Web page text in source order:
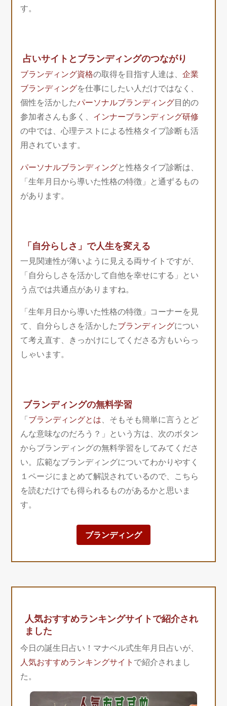
す。
占いサイトとブランディングのつながり
ブランディング資格の取得を目指す人達は、企業
ブランディングを仕事にしたい人だけではなく、
個性を活かしたパーソナルブランディング目的の
参加者さんも多く、 インナーブランディング研修
の中では、心理テストによる性格タイプ診断も活
用されています。
パーソナルブランディングと性格タイプ診断は、
「生年月日から導いた性格の特徴」と通ずるもの
があります。
「自分らしさ」で人生を変える
一見関連性が薄いように見える両サイトですが、
「自分らしさを活かして自他を幸せにする」とい
う点では共通点がありますね。
「生年月日から導いた性格の特徴」コーナーを見
て、自分らしさを活かしたブランディングについ
て考え直す、きっかけにしてくださる方もいらっ
しゃいます。
ブランディングの無料学習
「ブランディングとは、そもそも簡単に言うとど
んな意味なのだろう？」という方は、次のボタン
からブランディングの無料学習をしてみてくださ
い。広範なブランディングについてわかりやすく
１ページにまとめて解説されているので、こちら
を読むだけでも得られるものがあるかと思いま
す。
ブランディング
人気おすすめランキングサイトで紹介され
ました
今日の誕生日占い！マナベル式生年月日占いが、
人気おすすめランキングサイト で紹介されまし
た。